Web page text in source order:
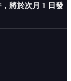
將於次月 1 日發